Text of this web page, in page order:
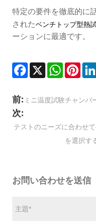
特定の要件を徹底的に
されたベンチトップ型熱
ーションに最適です。
Facebook
X WhatsApp
前: ミニ温度試験チャンバ
次:
テストのニーズに合わせ
を選択す
お問い合わせを送信